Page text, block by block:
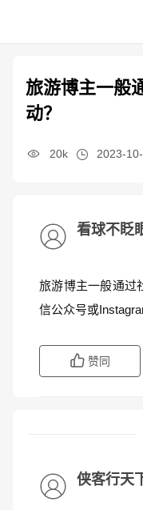
旅游博主一般
动？
20k 2023-
看球不眨
旅游博主一般通过
信公众号或
赞同
侠客行天